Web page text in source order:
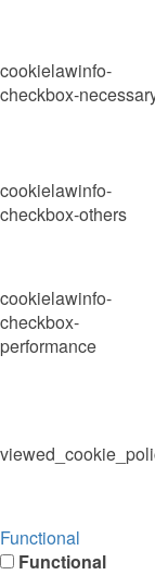
cookielawinfo-
checkbox-
cookielawinfo-
checkbox-others
cookielawinfo-
checkbox-
performance
Functional
Functional